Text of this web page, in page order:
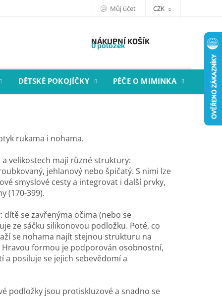
Můj účet CZK
NÁKUPNÍ KOŠÍK
0 položek
DĚTSKÉ POKOJÍČKY PÉČE O MIMINKA
rukama i nohama.
velikostech mají různé struktury:
jehlanový nebo špičatý. S nimi lze
smyslové cesty a integrovat i další prvky,
(170-399).
se zavřenýma očima (nebo se
ze sáčku silikonovou podložku. Poté, co
se nohama najít stejnou strukturu na
Hravou formou je podporován osobnostní,
a posiluje se jejich sebevědomí a
podložky jsou protiskluzové a snadno se